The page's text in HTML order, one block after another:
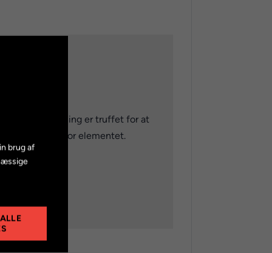
foranstaltning er truffet for at
cookies for elementet.
brug af